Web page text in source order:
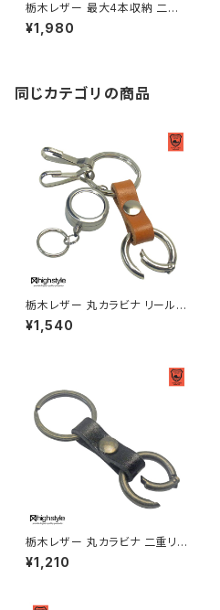
栃木レザー 最大4本収納 二重
リング付き ベースグレードタイ
プ シンプルカバーキーケース hi
¥1,980
同じカテゴリの商品
栃木レザー 丸カラビナ リールキ
ー 二重リング キーフック×2 シ
ルバーカラー アンティークカラ
¥1,540
栃木レザー 丸カラビナ 二重リン
グ スタンダードタイプ キーホル
ダー hs-yam-680
¥1,210